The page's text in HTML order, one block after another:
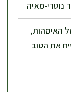
האימהות,
את הטוב